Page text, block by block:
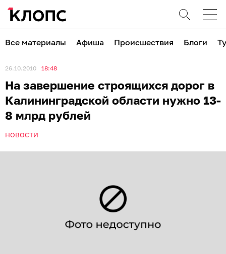
Все материалы Афиша Происшествия Блоги
26.10.2010 18:48
На завершение строящихся дорог в
Калининградской области нужно 13-
8 млрд рублей
НОВОСТИ